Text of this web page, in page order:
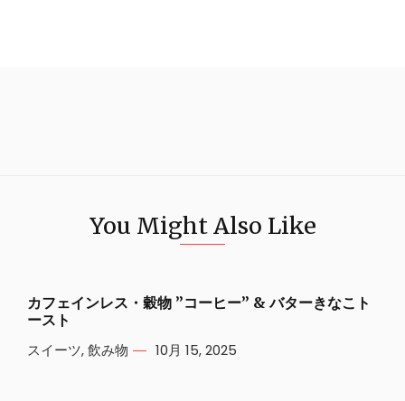
You Might Also Like
カフェインレス・穀物 ”コーヒー” & バターきなこト
ースト
スイーツ,飲み物 10月 15, 2025